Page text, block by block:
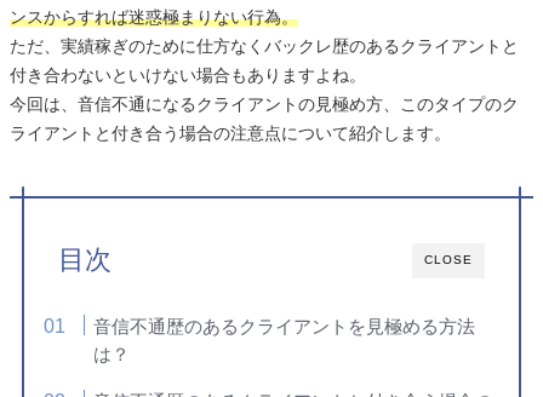
ンスからすれば迷惑極まりない行為。
ただ、実績稼ぎのために仕方なくバックレ歴のあるクライアントと
付き合わないといけない場合もありますよね。
今回は、音信不通になるクライアントの見極め方、このタイプのク
ライアントと付き合う場合の注意点について紹介します。
CLOSE
目次
音信不通歴のあるクライアントを見極める方法
は？